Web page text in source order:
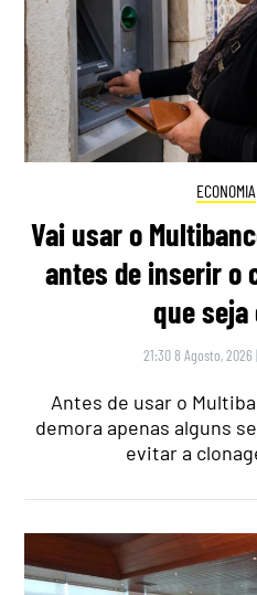
ECONOMIA
Vai usar o
antes de inserir o
que seja
21:30 8 Agosto, 2026 |
Antes de usar o
demora apenas alguns
evitar a